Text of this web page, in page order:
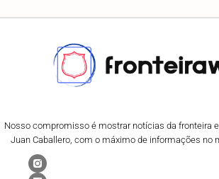
Nosso compromisso é mostrar notícias da fronteira
Juan Caballero, com o máximo de informações no